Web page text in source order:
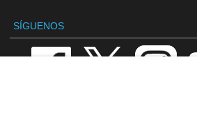
SÍGUENOS